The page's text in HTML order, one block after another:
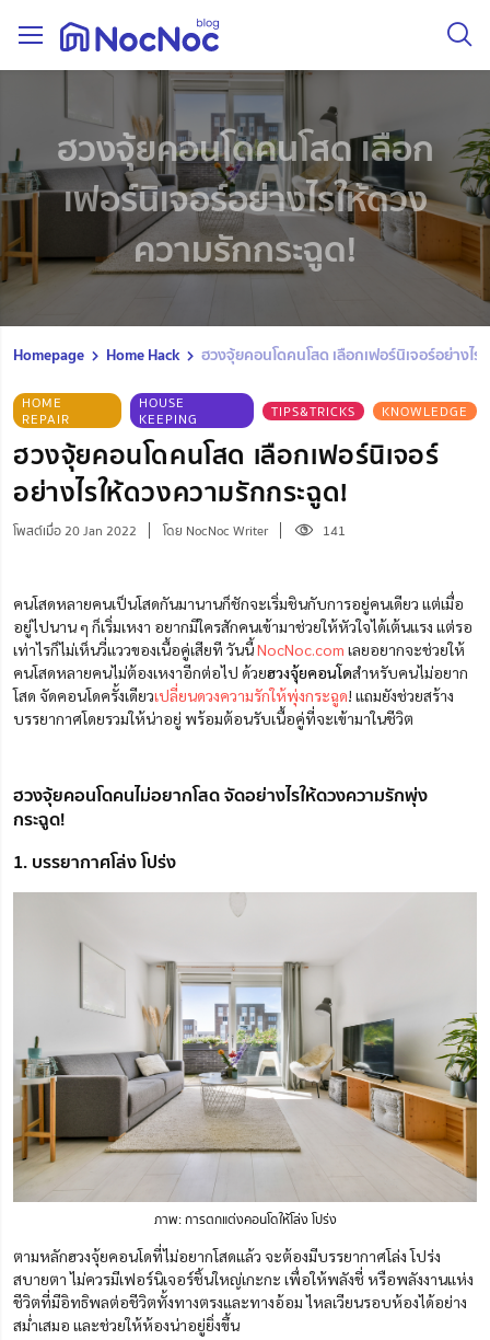
ฮวงจุ้ยคอนโดคนโสด เลือก
เฟอร์นิเจอร์อย่างไรให้ดวง
ความรักกระฉูด!
Homepage Home Hack ฮวงจุ้ยคอนโดคนโสด เลือกเฟอร์นิเจอร์อย่างไ
HOME
REPAIR
HOUSE
KEEPING TIPS&TRICKS KNOWLEDGE
ฮวงจุ้ยคอนโดคนโสด เลือกเฟอร์นิเจอร์
อย่างไรให้ดวงความรักกระฉูด!
โพสต์เมื่อ 20 Jan 2022 โดย NocNoc Writer 141
คนโสดหลายคนเป็นโสดกันมานานก็ชักจะเริ่มชินกับการอยู่คนเดียว แต่เมื่อ
อยู่ไปนาน ๆ ก็เริ่มเหงา อยากมีใครสักคนเข้ามาช่วยให้หัวใจได้เต้นแรง แต่รอ
เท่าไรก็ไม่เห็นวี่แววของเนื้อคู่เสียที วันนี้NocNoc.com เลยอยากจะช่วยให้
คนโสดหลายคนไม่ต้องเหงาอีกต่อไป ด้วยฮวงจุ้ยคอนโดสำหรับคนไม่อยาก
โสด จัดคอนโดครั้งเดียวเปลี่ยนดวงความรักให้พุ่งกระฉูด! แถมยังช่วยสร้าง
บรรยากาศโดยรวมให้น่าอยู่ พร้อมต้อนรับเนื้อคู่ที่จะเข้ามาในชีวิต
ฮวงจุ้ยคอนโดคนไม่อยากโสด จัดอย่างไรให้ดวงความรักพุ่ง
กระฉูด!
1. บรรยากาศโล่ง โปร่ง
ภาพ: การตกแต่งคอนโดให้โล่ง โปร่ง
ตามหลักฮวงจุ้ยคอนโดที่ไม่อยากโสดแล้ว จะต้องมีบรรยากาศโล่ง โปร่ง
สบายตา ไม่ควรมีเฟอร์นิเจอร์ชิ้นใหญ่เกะกะ เพื่อให้พลังชี่ หรือพลังงานแห่ง
ชีวิตที่มีอิทธิพลต่อชีวิตทั้งทางตรงและทางอ้อม ไหลเวียนรอบห้องได้อย่าง
สม่ำเสมอ และช่วยให้ห้องน่าอยู่ยิ่งขึ้น